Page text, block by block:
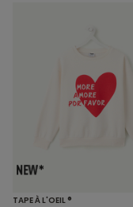
TAPE À L'OEIL ®